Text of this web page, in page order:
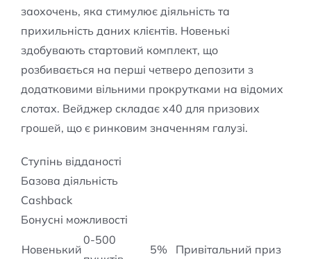
заохочень, яка стимулює діяльність та
прихильність даних клієнтів. Новенькі
здобувають стартовий комплект, що
розбивається на перші четверо депозити з
додатковими вільними прокрутками на відомих
слотах. Вейджер складає х40 для призових
грошей, що є ринковим значенням галузі.
Ступінь відданості
Базова діяльність
Cashback
Бонусні можливості
Новенький
0-500
5% Привітальний приз